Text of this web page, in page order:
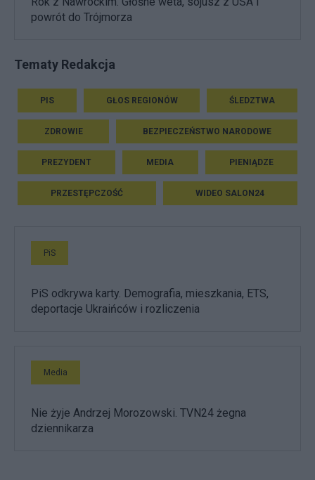
powrót do Trójmorza
Tematy Redakcja
PIS GŁOS REGIONÓW ŚLEDZTWA
ZDROWIE BEZPIECZEŃSTWO NARODOWE
PREZYDENT MEDIA PIENIĄDZE
PRZESTĘPCZOŚĆ WIDEO SALON24
PiS
PiS odkrywa karty. Demografia, mieszkania, ETS,
deportacje Ukraińców i rozliczenia
Media
Nie żyje Andrzej Morozowski. TVN24 żegna
dziennikarza